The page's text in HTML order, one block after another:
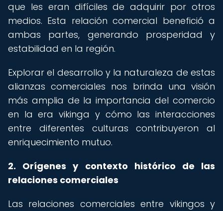
que les eran difíciles de adquirir por otros
medios. Esta relación comercial benefició a
ambas partes, generando prosperidad y
estabilidad en la región.
Explorar el desarrollo y la naturaleza de estas
alianzas comerciales nos brinda una visión
más amplia de la importancia del comercio
en la era vikinga y cómo las interacciones
entre diferentes culturas contribuyeron al
enriquecimiento mutuo.
2. Orígenes y contexto histórico de las
relaciones comerciales
Las relaciones comerciales entre vikingos y